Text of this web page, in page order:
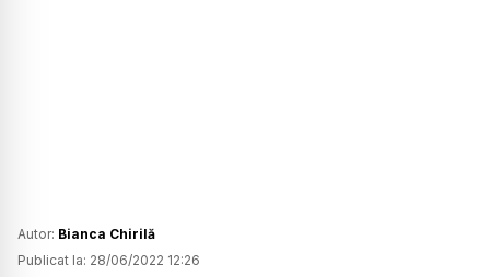
Autor: Bianca Chirilă
Publicat la: 28/06/2022 12:26